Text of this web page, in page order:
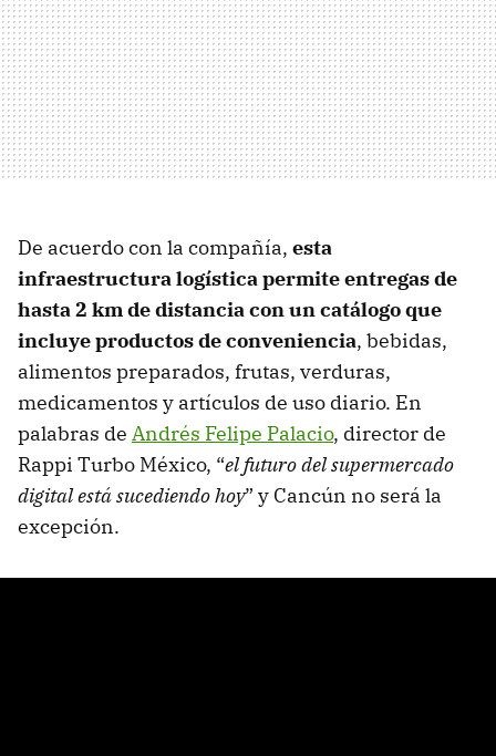
De acuerdo con la compañía, esta
infraestructura logística permite entregas de
hasta 2 km de distancia con un catálogo que
incluye productos de conveniencia, bebidas,
alimentos preparados, frutas, verduras,
medicamentos y artículos de uso diario. En
palabras de Andrés Felipe Palacio, director de
Rappi Turbo México, “el futuro del supermercado
digital está sucediendo hoy” y Cancún no será la
excepción.